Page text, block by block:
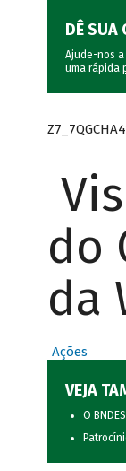
DÊ SUA
Ajude-nos a
uma rápida
do
da
Ações
VEJA
O